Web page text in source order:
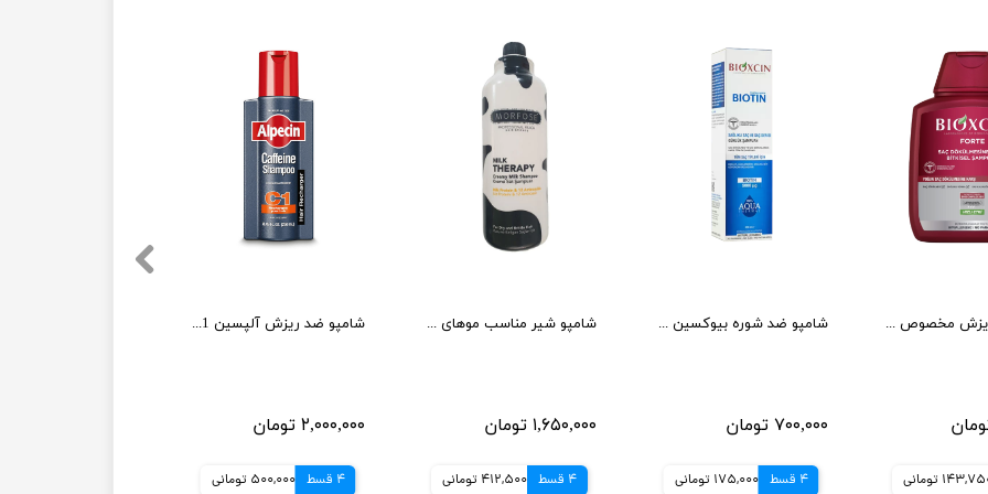
شامپو ضد ریزش آلپسین Caffeine C1
۲,۰۰۰,۰۰۰ تومان
4 قسط 500,000 تومانی
شامپو شیر مناسب موهای خشک و شکننده 1000میل مورفوس
۱,۶۵۰,۰۰۰ تومان
4 قسط 412,500 تومانی
شامپو ضد شوره بیوکسین مدل AQUA THERMAL حجم 300 میل
۷۰۰,۰۰۰ تومان
4 قسط 175,000 تومانی
شامپو ضد ریزش مخصوص تمامی موها بیوکسین
تومانی